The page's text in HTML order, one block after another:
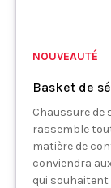
NOUVEAUTÉ
Basket de
Chaussure de
rassemble
matière de
conviendra
qui